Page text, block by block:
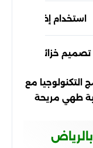
استخدام إضاءة LED للراحة والحداثة.
تصميم خزائن ذكية
التكنولوجيا مع
طهي مريحة